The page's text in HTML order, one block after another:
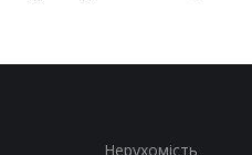
Нерухомість